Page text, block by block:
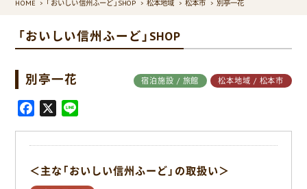
HOME 「おいしい信州ふーど」SHOP 松本地域 松本市 別亭一花
「おいしい信州ふーど」SHOP
別亭一花 宿泊施設 / 旅館 松本地域 / 松本市
b
X
＜主な「おいしい信州ふーど」の取扱い＞